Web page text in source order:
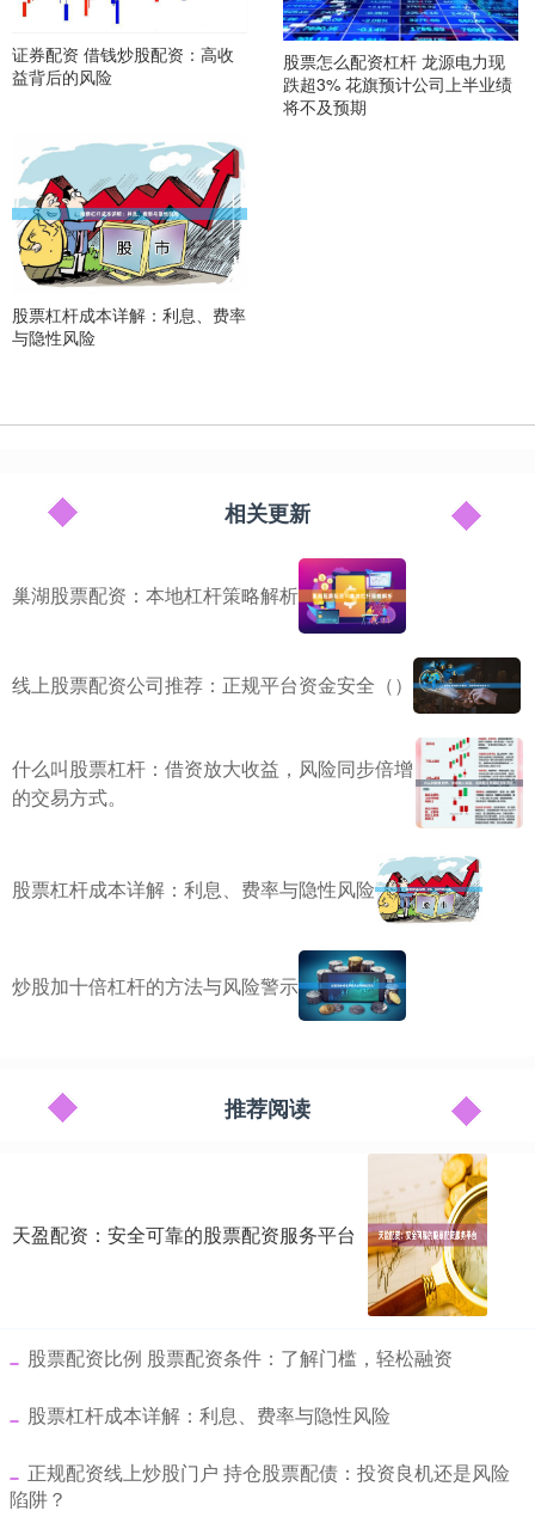
证券配资 借钱炒股配资：高收
益背后的风险
股票怎么配资杠杆 龙源电力现
跌超3% 花旗预计公司上半业绩
将不及预期
股票杠杆成本详解：利息、费率
与隐性风险
相关更新
巢湖股票配资：本地杠杆策略解析
线上股票配资公司推荐：正规平台资金安全（）
什么叫股票杠杆：借资放大收益，风险同步倍增
的交易方式。
股票杠杆成本详解：利息、费率与隐性风险
炒股加十倍杠杆的方法与风险警示
推荐阅读
天盈配资：安全可靠的股票配资服务平台
​股票配资比例 股票配资条件：了解门槛，轻松融资
​股票杠杆成本详解：利息、费率与隐性风险
​正规配资线上炒股门户 持仓股票配债：投资良机还是风险
陷阱？